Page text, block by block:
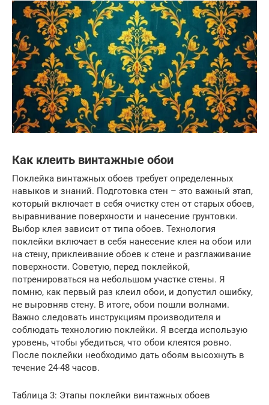
Как клеить винтажные обои
Поклейка винтажных обоев требует определенных
навыков и знаний. Подготовка стен – это важный этап,
который включает в себя очистку стен от старых обоев,
выравнивание поверхности и нанесение грунтовки.
Выбор клея зависит от типа обоев. Технология
поклейки включает в себя нанесение клея на обои или
на стену, приклеивание обоев к стене и разглаживание
поверхности. Советую, перед поклейкой,
потренироваться на небольшом участке стены. Я
помню, как первый раз клеил обои, и допустил ошибку,
не выровняв стену. В итоге, обои пошли волнами.
Важно следовать инструкциям производителя и
соблюдать технологию поклейки. Я всегда использую
уровень, чтобы убедиться, что обои клеятся ровно.
После поклейки необходимо дать обоям высохнуть в
течение 24-48 часов.
Таблица 3: Этапы поклейки винтажных обоев